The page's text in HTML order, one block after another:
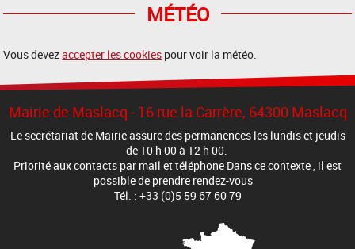
MÉTÉO
Vous devezaccepter les cookies pour voir la météo.
Mairie de Maslacq - 16 rue la Carrère, 64300 Maslacq
Le secrétariat de Mairie assure des permanences les lundis et jeudis
de 10 h 00 à 12 h 00.
Priorité aux contacts par mail et téléphone Dans ce contexte , il est
possible de prendre rendez-vous
Tél. : +33 (0)5 59 67 60 79